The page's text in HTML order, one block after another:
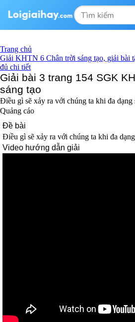
Trang chủ
Giải KHTN 6 Chân trời sáng tạo, giải bài
đủ chi tiết
Giải bài 3 trang 154 SGK
sáng tạo
Điều gì sẽ xảy ra với chúng ta khi đa dạng
Quảng cáo
Đề bài
Điều gì sẽ xảy ra với chúng ta khi đa
Video hướng dẫn giải